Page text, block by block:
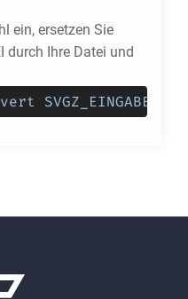
ein, ersetzen Sie
durch Ihre Datei und